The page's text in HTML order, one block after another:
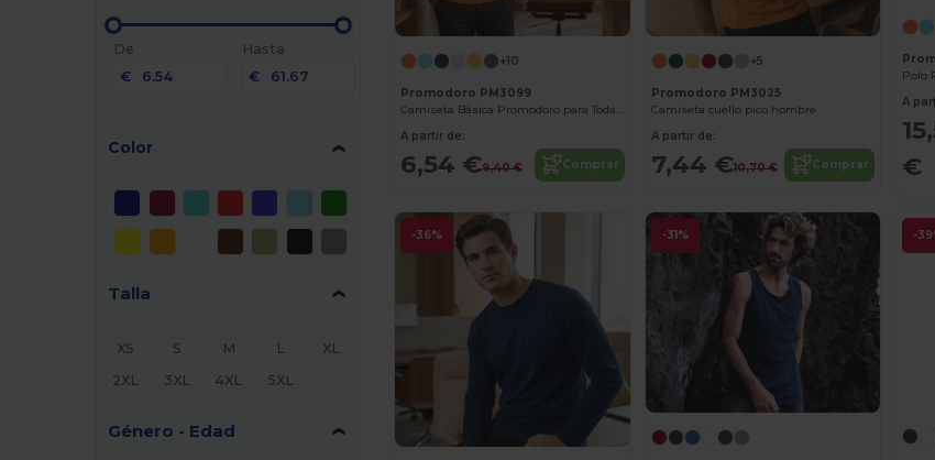
De
€
Hasta
€
Color
Talla
XS S M L
XL
2XL
3XL 4XL 5XL
Género - Edad
+10
Promodoro PM3099
Camiseta Básica Promodoro para Todas las Estaciones
A partir de:
6,54 €9,40 € Comprar
+5
Promodoro PM3025
Camiseta cuello pico hombre
A partir de:
7,44 €10,70 € Comprar
A
€
-36% -31% -